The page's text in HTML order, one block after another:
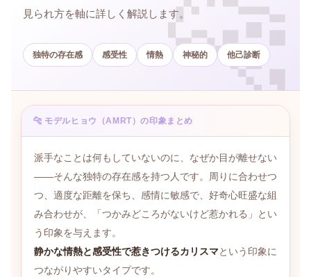
見られ方を軸に詳しく解説します。
独特の存在感 感受性 情熱 神秘的 他己診断
🐆 モデルヒョウ（AMRT）の印象まとめ
派手なことは何もしていないのに、なぜか目が離せない
——そんな独特の存在感を持つ人です。周りに合わせつ
つ、適度な距離を保ち、感情に敏感で、好奇心旺盛な組
み合わせが、「つかみどころがないけど惹かれる」とい
う印象を与えます。
静かな情熱と感受性で惹きつけるカリスマという印象に
つながりやすいタイプです。